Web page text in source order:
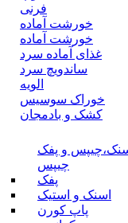
فرنی
خورشت آماده
خورشت آماده
غذای آماده سرد
ساندویچ سرد
الویه
خوراک سوسیس
کشک و بادمجان
و پفک
چیپس
پفک
اسنک و استیک
پاپ کورن